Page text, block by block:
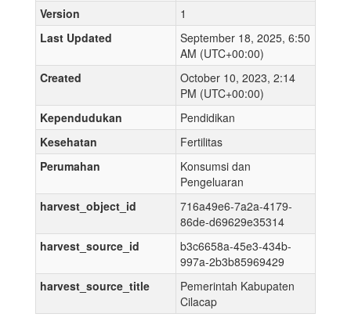
Version
1
Last Updated
September 18, 2025, 6:50
AM (UTC+00:00)
Created
October 10, 2023, 2:14
PM (UTC+00:00)
Kependudukan
Pendidikan
Kesehatan
Fertilitas
Perumahan
Konsumsi dan
Pengeluaran
harvest_object_id
716a49e6-7a2a-4179-
86de-d69629e35314
harvest_source_id
b3c6658a-45e3-434b-
997a-2b3b85969429
harvest_source_title
Pemerintah Kabupaten
Cilacap